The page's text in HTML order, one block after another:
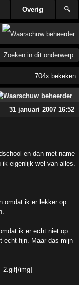
Overig 🔍
Zoeken in dit onderwerp
704x bekeken
31 januari 2007 16:52
en dan met name
ik eigenlijk wel van alles.
omdat ik er lekker op
ik er echt niet op
echt fijn. Maar das mijn